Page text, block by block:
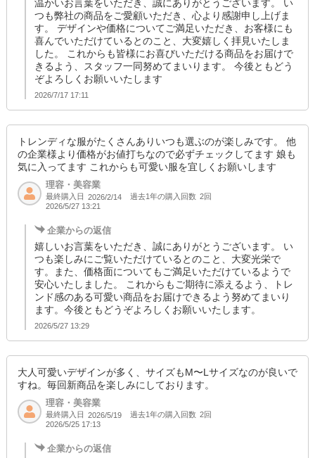
その他、分からない事がございましたらお気軽にお問合わせください。
温かいお言葉をいただき、誠にありがとうございます。 い
つも弊社の商品をご愛顧いただき、心より感謝申し上げま
す。 デザインや価格についてご満足いただき、お客様にも
喜んでいただけているとのこと、大変嬉しく拝見いたしま
した。 これからも皆様にお喜びいただける商品をお届けで
きるよう、スタッフ一同努めてまいります。 今後ともどう
ぞよろしくお願いいたします
2026/7/17 17:11
トレンディな服がたくさんありいつも選ぶのが楽しみです。 他
の企業様より価格がお値打ちなので必ずチェックしてます 娘も
気に入ってます これからも可愛い服を宜しくお願いします
理容・美容業
最終購入日 2026/2/14 過去1年の購入回数 2回
2026/5/27 13:21
企業からの返信
嬉しいお言葉をいただき、誠にありがとうございます。 い
つも楽しみにご覧いただけているとのこと、大変光栄で
す。また、価格面についてもご満足いただけているようで
安心いたしました。 これからもご期待に添えるよう、トレ
ンド感のある可愛い商品をお届けできるよう努めてまいり
ます。今後ともどうぞよろしくお願いいたします。
2026/5/27 13:29
大人可愛いデザインが多く、サイズもM〜Lサイズなのが良いで
すね。毎回新商品を楽しみにしております。
理容・美容業
最終購入日 2026/5/19 過去1年の購入回数 2回
2026/5/25 17:13
企業からの返信